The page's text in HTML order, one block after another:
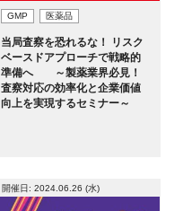
GMP 医薬品
当局査察を恐れるな！ リスク
ベースドアプローチで戦略的
準備へ ～製薬業界必見！
査察対応の効率化と企業価値
向上を実現するセミナー～
開催日: 2024.06.26 (水)